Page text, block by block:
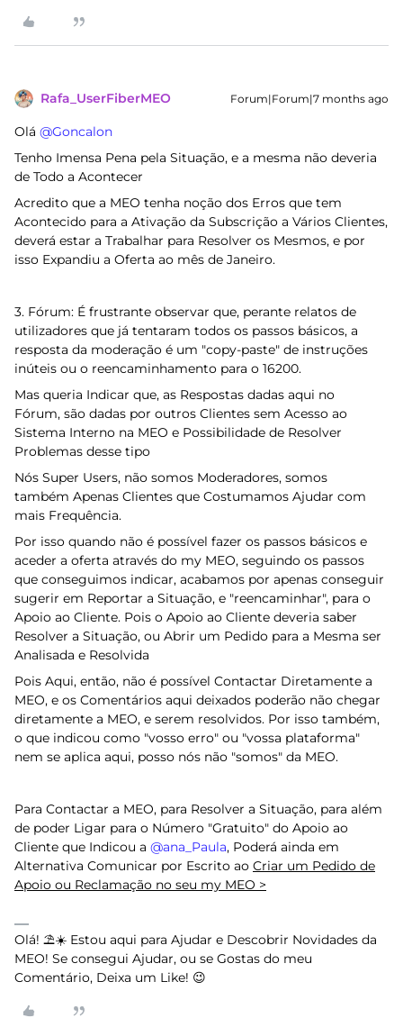
Rafa_UserFiberMEO Forum|Forum|7 months ago
Olá ​ @Goncalon
Tenho Imensa Pena pela Situação, e a mesma não deveria
de Todo a Acontecer
Acredito que a MEO tenha noção dos Erros que tem
Acontecido para a Ativação da Subscrição a Vários Clientes,
deverá estar a Trabalhar para Resolver os Mesmos, e por
isso Expandiu a Oferta ao mês de Janeiro.
3. Fórum: É frustrante observar que, perante relatos de
utilizadores que já tentaram todos os passos básicos, a
resposta da moderação é um "copy-paste" de instruções
inúteis ou o reencaminhamento para o 16200.
Mas queria Indicar que, as Respostas dadas aqui no
Fórum, são dadas por outros Clientes sem Acesso ao
Sistema Interno na MEO e Possibilidade de Resolver
Problemas desse tipo
Nós Super Users, não somos Moderadores, somos
também Apenas Clientes que Costumamos Ajudar com
mais Frequência.
Por isso quando não é possível fazer os passos básicos e
aceder a oferta através do my MEO, seguindo os passos
que conseguimos indicar, acabamos por apenas conseguir
sugerir em Reportar a Situação, e "reencaminhar", para o
Apoio ao Cliente. Pois o Apoio ao Cliente deveria saber
Resolver a Situação, ou Abrir um Pedido para a Mesma ser
Analisada e Resolvida
Pois Aqui, então, não é possível Contactar Diretamente a
MEO, e os Comentários aqui deixados poderão não chegar
diretamente a MEO, e serem resolvidos. Por isso também,
o que indicou como "vosso erro" ou "vossa plataforma"
nem se aplica aqui, posso nós não "somos" da MEO.
Para Contactar a MEO, para Resolver a Situação, para além
de poder Ligar para o Número "Gratuito" do Apoio ao
Cliente que Indicou a ​ @ana_Paula, Poderá ainda em
Alternativa Comunicar por Escrito ao Criar um Pedido de
Apoio ou Reclamação no seu my MEO >
Olá! ⛱️☀️ Estou aqui para Ajudar e Descobrir Novidades da
MEO! Se consegui Ajudar, ou se Gostas do meu
Comentário, Deixa um Like! 😉